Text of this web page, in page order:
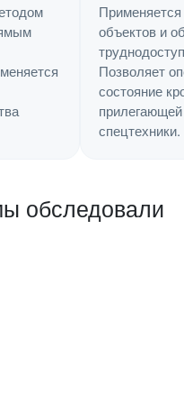
объектов и
Позволяет
состояние
спецтехники.
обследовали